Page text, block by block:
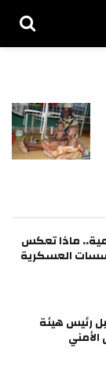
ماذا تعكس
العسكرية
رئيس هيئة
الأمني